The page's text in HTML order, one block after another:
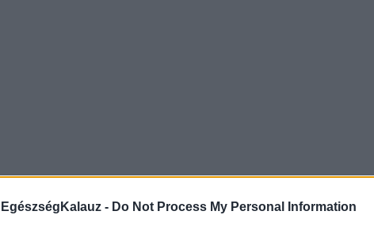
EgészségKalauz - Do Not Process My Personal Information